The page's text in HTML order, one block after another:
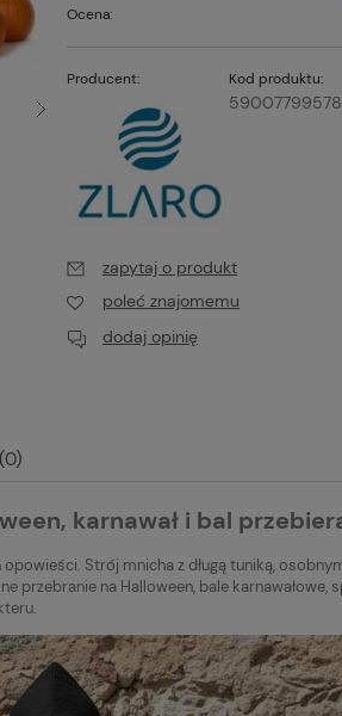
Ocena:
Producent: Kod produktu:
zapytaj o produkt
poleć znajomemu
dodaj opinię
kosztów karnawał i bal
Strój mnicha z długą tuniką,
przebranie na Halloween, bale